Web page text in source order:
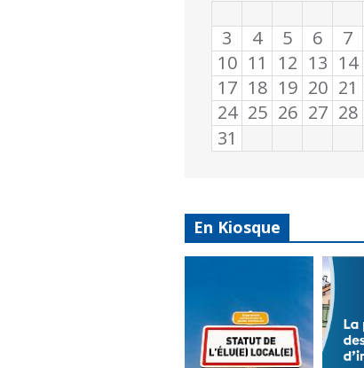
3
4 5 6 7
10 11 12 13 14
17 18 19 20 21
24 25 26 27 28
31
En Kiosque